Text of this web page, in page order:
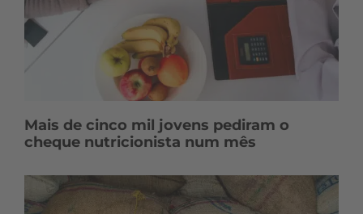
Mais de cinco mil jovens pediram o
cheque nutricionista num mês